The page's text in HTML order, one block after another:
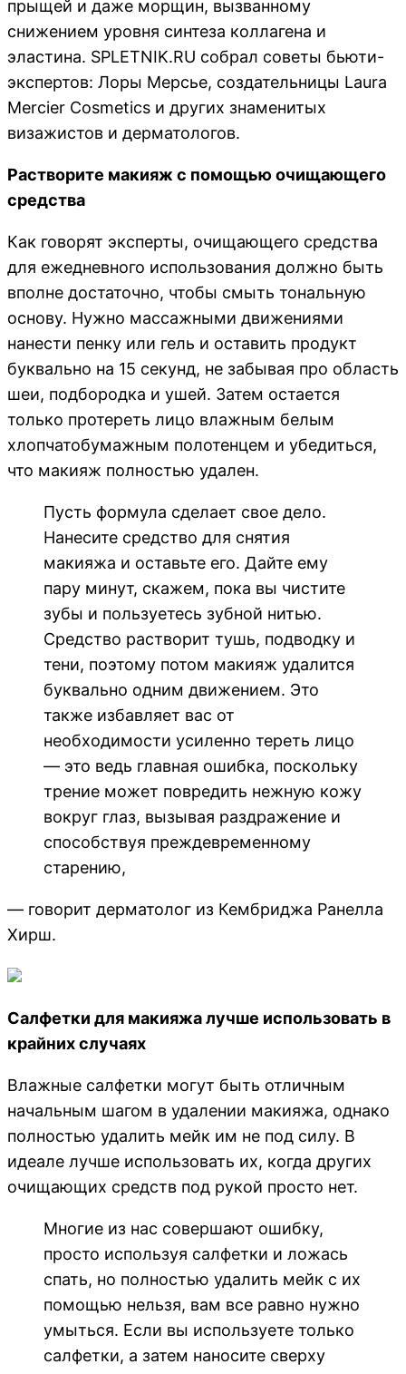
прыщей и даже морщин, вызванному
снижением уровня синтеза коллагена и
эластина. SPLETNIK.RU собрал советы бьюти-
экспертов: Лоры Мерсье, создательницы Laura
Mercier Cosmetics и других знаменитых
визажистов и дерматологов.
Растворите макияж с помощью очищающего
средства
Как говорят эксперты, очищающего средства
для ежедневного использования должно быть
вполне достаточно, чтобы смыть тональную
основу. Нужно массажными движениями
нанести пенку или гель и оставить продукт
буквально на 15 секунд, не забывая про область
шеи, подбородка и ушей. Затем остается
только протереть лицо влажным белым
хлопчатобумажным полотенцем и убедиться,
что макияж полностью удален.
Пусть формула сделает свое дело.
Нанесите средство для снятия
макияжа и оставьте его. Дайте ему
пару минут, скажем, пока вы чистите
зубы и пользуетесь зубной нитью.
Средство растворит тушь, подводку и
тени, поэтому потом макияж удалится
буквально одним движением. Это
также избавляет вас от
необходимости усиленно тереть лицо
— это ведь главная ошибка, поскольку
трение может повредить нежную кожу
вокруг глаз, вызывая раздражение и
способствуя преждевременному
старению,
— говорит дерматолог из Кембриджа Ранелла
Хирш.
Салфетки для макияжа лучше использовать в
крайних случаях
Влажные салфетки могут быть отличным
начальным шагом в удалении макияжа, однако
полностью удалить мейк им не под силу. В
идеале лучше использовать их, когда других
очищающих средств под рукой просто нет.
Многие из нас совершают ошибку,
просто используя салфетки и ложась
спать, но полностью удалить мейк с их
помощью нельзя, вам все равно нужно
умыться. Если вы используете только
салфетки, а затем наносите сверху